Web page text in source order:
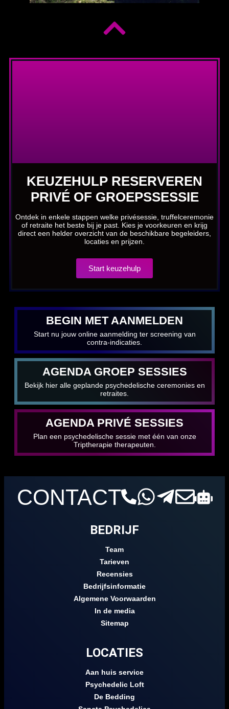
KEUZEHULP RESERVEREN
PRIVÉ OF GROEPSSESSIE
Ontdek in enkele stappen welke privésessie, truffelceremonie
of retraite het beste bij je past. Kies je voorkeuren en krijg
direct een helder overzicht van de beschikbare begeleiders,
locaties en prijzen.
Start keuzehulp
BEGIN MET AANMELDEN
Start nu jouw online aanmelding ter screening van
contra-indicaties.
AGENDA GROEP SESSIES
Bekijk hier alle geplande psychedelische ceremonies en
retraites.
AGENDA PRIVÉ SESSIES
Plan een psychedelische sessie met één van onze
Triptherapie therapeuten.
CONTACT
BEDRIJF
Team
Tarieven
Recensies
Bedrijfsinformatie
Algemene Voorwaarden
In de media
Sitemap
LOCATIES
Aan huis service
Psychedelic Loft
De Bedding